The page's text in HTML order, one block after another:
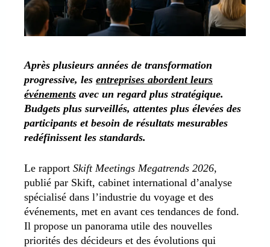
Après plusieurs années de transformation
progressive, les entreprises abordent leurs
événements avec un regard plus stratégique.
Budgets plus surveillés, attentes plus élevées des
participants et besoin de résultats mesurables
redéfinissent les standards.
Le rapport Skift Meetings Megatrends 2026,
publié par Skift, cabinet international d’analyse
spécialisé dans l’industrie du voyage et des
événements, met en avant ces tendances de fond.
Il propose un panorama utile des nouvelles
priorités des décideurs et des évolutions qui